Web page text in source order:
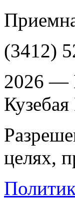
(3412)
2026 —
Кузебая
целях,